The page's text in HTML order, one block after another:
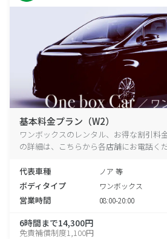
基本料金プラン（W2）
ワンボックスのレンタル、お得な割引料
の詳細は、こちらから各店舗にお電話くだ
代表車種 ノア 等
ボディタイプ ワンボックス
営業時間 08:00-20:00
6時間まで14,300円
免責補償制度1,100円